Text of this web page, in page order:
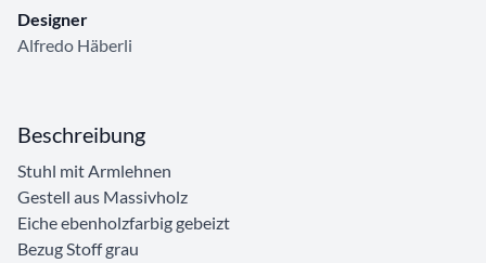
Designer
Alfredo Häberli
Beschreibung
Stuhl mit Armlehnen
Gestell aus Massivholz
Eiche ebenholzfarbig gebeizt
Bezug Stoff grau